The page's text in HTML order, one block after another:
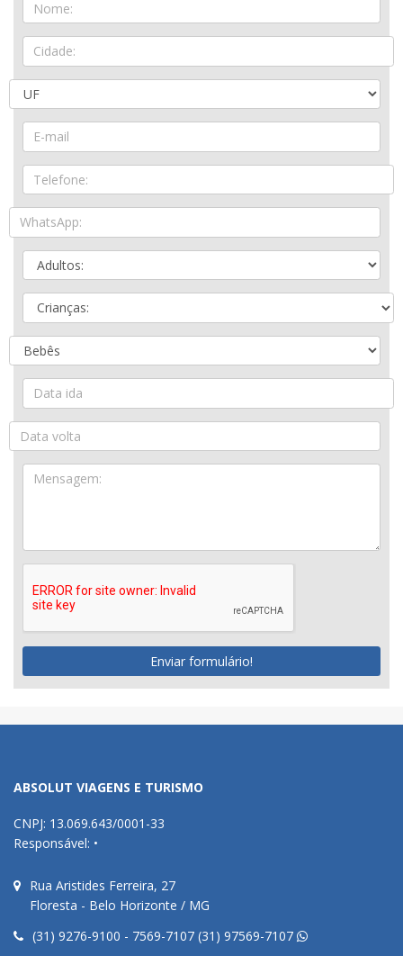
Enviar formulário!
ABSOLUT VIAGENS E TURISMO
CNPJ: 13.069.643/0001-33
Responsável: •
Rua Aristides Ferreira, 27
Floresta - Belo Horizonte / MG
(31) 9276-9100 - 7569-7107 (31) 97569-7107